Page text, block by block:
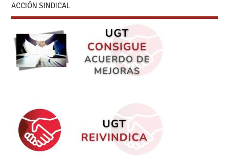
ACCIÓN SINDICAL